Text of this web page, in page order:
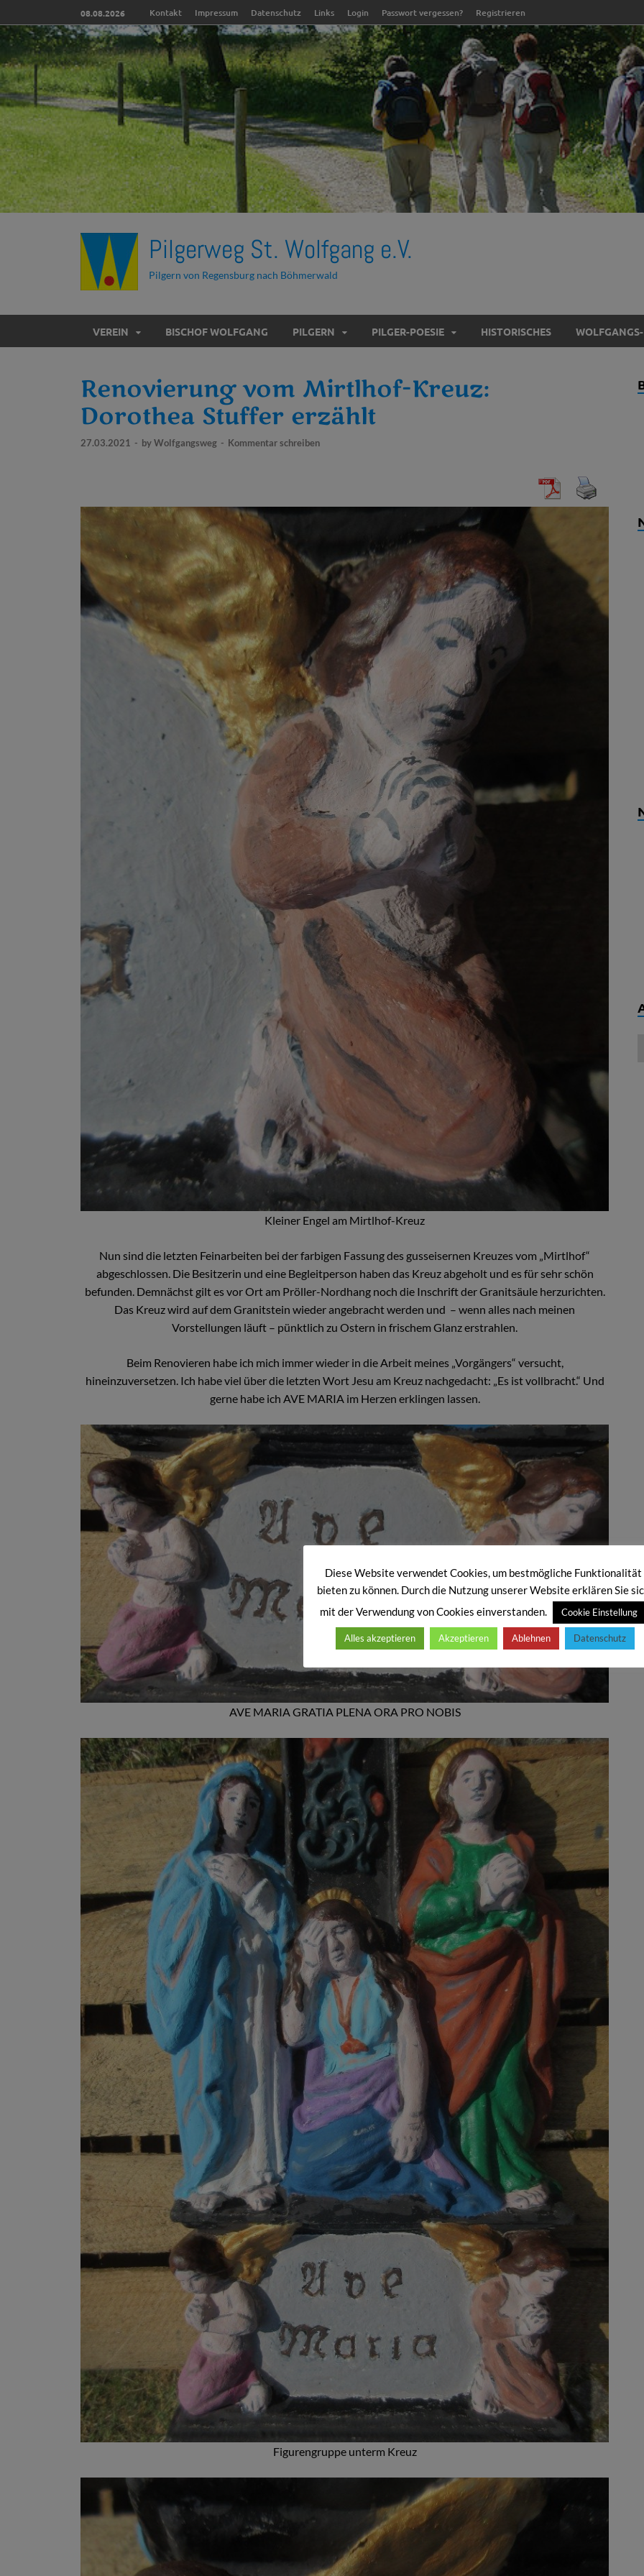
08.08.2026 Kontakt Impressum Datenschutz Links Login Passwort vergessen? Registrieren
Pilgerweg St. Wolfgang e.V.
Pilgern von Regensburg nach Böhmerwald
VEREIN BISCHOF WOLFGANG PILGERN PILGER-POESIE HISTORISCHES
Renovierung vom Mirtlhof-Kreuz:
Dorothea Stuffer erzählt
27.03.2021 - byWolfgangsweg - Kommentar schreiben
Kleiner Engel am Mirtlhof-Kreuz
Nun sind die letzten Feinarbeiten bei der farbigen Fassung des gusseisernen Kreuzes vom „Mirtlhof“
abgeschlossen. Die Besitzerin und eine Begleitperson haben das Kreuz abgeholt und es für sehr schön
befunden. Demnächst gilt es vor Ort am Pröller-Nordhang noch die Inschrift der Granitsäule herzurichten.
Das Kreuz wird auf dem Granitstein wieder angebracht werden und – wenn alles nach meinen
Vorstellungen läuft – pünktlich zu Ostern in frischem Glanz erstrahlen.
Beim Renovieren habe ich mich immer wieder in die Arbeit meines „Vorgängers“ versucht,
hineinzuversetzen. Ich habe viel über die letzten Wort Jesu am Kreuz nachgedacht: „Es ist vollbracht.“ Und
gerne habe ich AVE MARIA im Herzen erklingen lassen.
AVE MARIA GRATIA PLENA ORA PRO NOBIS
Figurengruppe unterm Kreuz
Diese Website verwendet Cookies, um bestmögliche Funktionalität
bieten zu können. Durch die Nutzung unserer Website erklären Sie
mit der Verwendung von Cookies einverstanden.
Cookie Einstellung
Alles akzeptieren Akzeptieren Ablehnen Datenschutz